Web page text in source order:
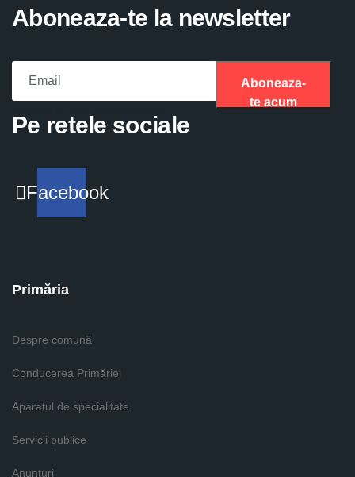
Aboneaza-te la newsletter
Aboneaza-
te acum
Pe retele sociale
Facebook
Primăria
Despre comună
Conducerea Primăriei
Aparatul de specialitate
Servicii publice
Anunturi